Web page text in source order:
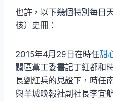
也許，以下幾個特別每日
核）史冊：
2015年4月29日在時任甜
闢區黨工委書記丁紅都和
長劉紅兵的見證下，時任
與羊城晚報社副社長李宜